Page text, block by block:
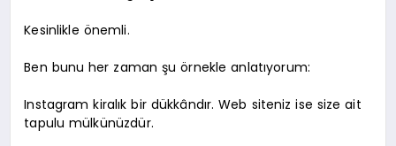
Kesinlikle önemli.
Ben bunu her zaman şu örnekle anlatıyorum:
Instagram kiralık bir dükkândır. Web siteniz ise size ait
tapulu mülkünüzdür.